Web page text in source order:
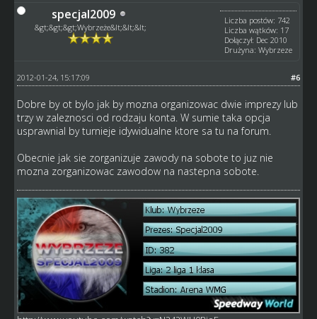
specjal2009
&gt;&gt;&gt;Wybrzeże&lt;&lt;&lt;
Liczba postów: 742
Liczba wątków: 17
Dołączył: Dec 2010
Drużyna: Wybrzeze
#6
2012-01-24, 15:17:09
Dobre by ot bylo jak by mozna organizowac dwie imprezy lub
trzy w zaleznosci od rodzaju konta. W sumie taka opcja
usprawnial by turnieje idywidualne ktore sa tu na forum.
Obecnie jak sie zorganizuje zawody na sobote to juz nie
mozna zorganizowac zawodow na nastepna sobote.